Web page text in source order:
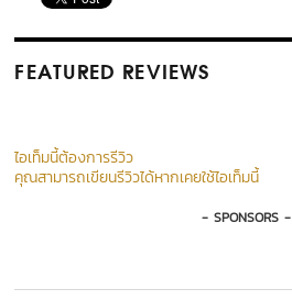
FEATURED REVIEWS
ไอเท็มนี้ต้องการรีวิว
คุณสามารถเขียนรีวิวได้หากเคยใช้ไอเท็มนี้
- SPONSORS -